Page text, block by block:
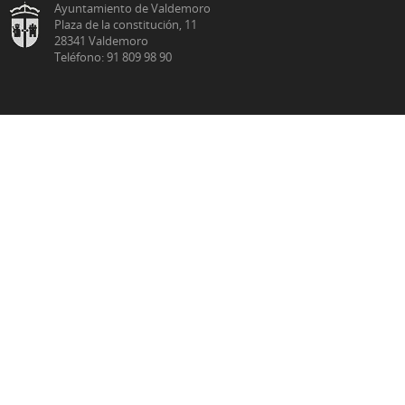
Ayuntamiento de Valdemoro
Plaza de la constitución, 11
28341 Valdemoro
Teléfono: 91 809 98 90